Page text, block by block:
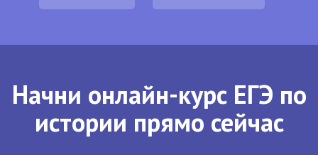
Начни онлайн-курс ЕГЭ по
истории прямо сейчас